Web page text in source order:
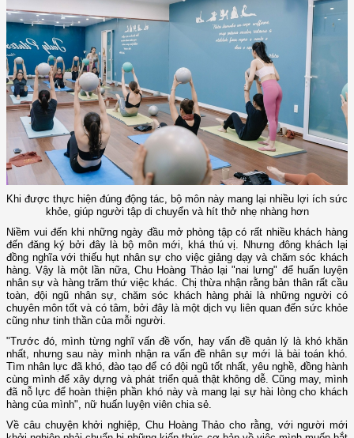
Khi được thực hiện đúng động tác, bộ môn này mang lại nhiều lợi ích sức
khỏe, giúp người tập di chuyển và hít thở nhẹ nhàng hơn
Niềm vui đến khi những ngày đầu mở phòng tập có rất nhiều khách hàng
đến đăng ký bởi đây là bộ môn mới, khá thú vị. Nhưng đông khách lại
đồng nghĩa với thiếu hụt nhân sự cho việc giảng dạy và chăm sóc khách
hàng. Vậy là một lần nữa, Chu Hoàng Thảo lại "nai lưng" để huấn luyện
nhân sự và hàng trăm thứ việc khác. Chị thừa nhận rằng bản thân rất cầu
toàn, đội ngũ nhân sự, chăm sóc khách hàng phải là những người có
chuyên môn tốt và có tâm, bởi đây là một dịch vụ liên quan đến sức khỏe
cũng như tinh thần của mỗi người.
"Trước đó, mình từng nghĩ vấn đề vốn, hay vấn đề quản lý là khó khăn
nhất, nhưng sau này mình nhận ra vấn đề nhân sự mới là bài toán khó.
Tìm nhân lực đã khó, đào tạo để có đội ngũ tốt nhất, yêu nghề, đồng hành
cùng mình để xây dựng và phát triển quả thật không dễ. Cũng may, mình
đã nỗ lực để hoàn thiện phần khó này và mang lại sự hài lòng cho khách
hàng của mình", nữ huấn luyện viên chia sẻ.
Về câu chuyện khởi nghiệp, Chu Hoàng Thảo cho rằng, với người mới